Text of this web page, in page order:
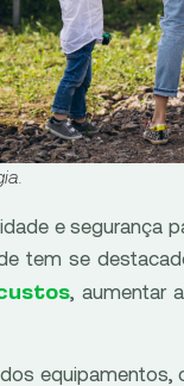
e segurança
tem se
, aumentar